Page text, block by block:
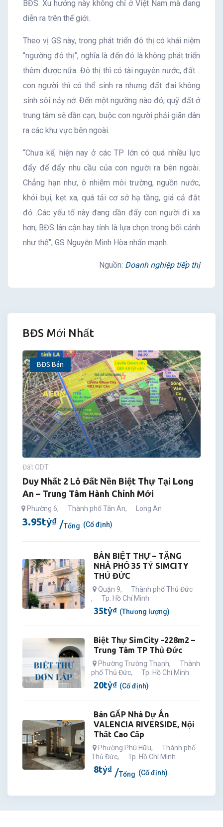
BĐS. Xu hướng này không chỉ ở Việt Nam mà đang
diễn ra trên thế giới.
Theo vị GS này, trong phát triển đô thị có khái niệm
“ngưỡng đô thị”, nghĩa là đến đó là không phát triển
thêm được nữa. Đô thị thì có tài nguyên nước, đất…
con người thì có thể sinh ra nhưng đất đai không
sinh sôi nảy nở. Đến một ngưỡng nào đó, quỹ đất ở
trung tâm sẽ dần cạn, buộc con người phải giãn dân
ra các khu vực bên ngoài.
“Chưa kể, hiện nay ở các TP lớn có quá nhiều lực
đẩy để đẩy nhu cầu của con người ra bên ngoài.
Chẳng hạn như, ô nhiễm môi trường, nguồn nước,
khói bụi, kẹt xa, quá tải cơ sở hạ tầng, giá cả đắt
đỏ…Các yếu tố này đang dần đẩy con người đi xa
hơn, BĐS lân cận hay tỉnh là lựa chọn trong bối cảnh
như thế”, GS Nguyễn Minh Hòa nhấn mạnh.
Nguồn: Doanh nghiệp tiếp thị
BĐS Mới Nhất
BĐS Bán
Đất ODT
Duy Nhất 2 Lô Đất Nền Biệt Thự Tại Long
An – Trung Tâm Hành Chính Mới
Phường 6, Thành phố Tân An, Long An
3.95tỷ₫ Tổng (Cố định)
BÁN BIỆT THỰ – TẶNG
NHÀ PHỐ 35 TỶ SIMCITY
THỦ ĐỨC
Quận 9,
Thành phố Thủ Đức
,
Tp. Hồ Chí Minh
35tỷ₫ (Thương lượng)
Biệt Thự SimCity -228m2 –
Trung Tâm TP Thủ Đức
Phường Trường Thạnh,
Thành
phố Thủ Đức, Tp. Hồ Chí Minh
20tỷ₫ (Cố định)
Bán GẤP Nhà Dự Án
VALENCIA RIVERSIDE, Nội
Thất Cao Cấp
Phường Phú Hữu,
Thành phố
Thủ Đức, Tp. Hồ Chí Minh
8tỷ₫ Tổng (Cố định)